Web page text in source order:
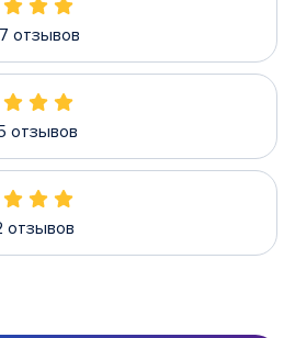
отзывов
отзывов
отзывов